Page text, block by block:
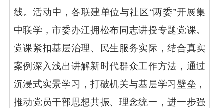
线。活动中，各联建单位与社区 “两委”开展集
中联学，市委办江拥松布同志讲授专题党课。
党课紧扣基层治理、民生服务实际，结合真实
案例深入浅出讲解新时代群众工作方法，通过
沉浸式实景学习，打破机关与基层学习壁垒，
推动党员干部思想共振、理念统一，进一步强